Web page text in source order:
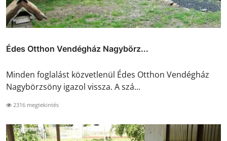
Édes Otthon Vendégház Nagybörz...
Minden foglalást közvetlenül Édes Otthon Vendégház
Nagybörzsöny igazol vissza. A szá...
2316 megtekintés